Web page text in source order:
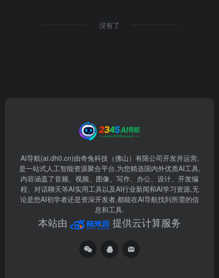
没有了
AI导航(ai.dh0.cn)由奇兔科技（佛山）有限公司开发并运营,
是一站式人工智能资源聚合平台,为您精选国内外优质AI工具,
内容涵盖了音频、视频、图像、写作、办公、设计、开发编
程、对话聊天等AI实用工具以及AI行业新闻和AI学习资源,无
论是您AI初学者还是资深开发者,都能在AI导航找到所需的信
息和工具.
本站由 提供云计算服务